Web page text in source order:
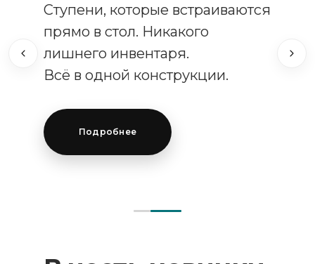
Ступени, которые встраиваются
прямо в стол. Никакого
лишнего инвентаря.
Всё в одной конструкции.
Подробнее